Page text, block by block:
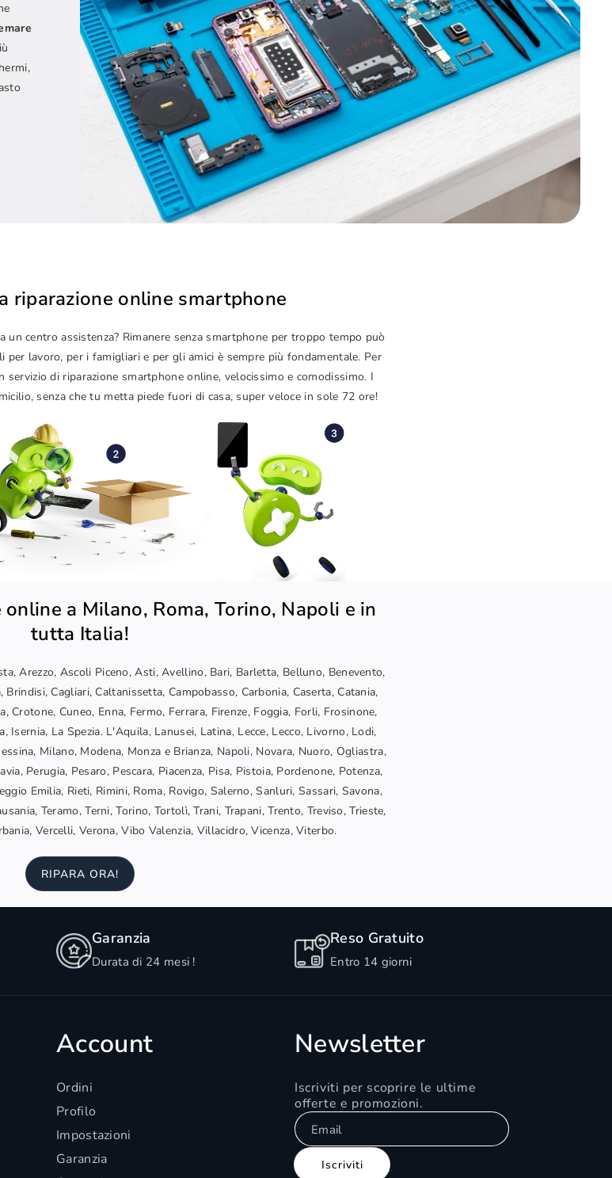
riparazione online smartphone
centro assistenza? Rimanere senza smartphone per troppo tempo può
per lavoro, per i famigliari e per gli amici è sempre più fondamentale. Per
servizio di riparazione smartphone online, velocissimo e comodissimo. I
senza che tu metta piede fuori di casa, super veloce in sole 72 ore!
a Milano, Roma, Torino, Napoli e in
tutta Italia!
Arezzo, Ascoli Piceno, Asti, Avellino, Bari, Barletta, Belluno, Benevento,
Cagliari, Caltanissetta, Campobasso, Carbonia, Caserta, Catania,
Crotone, Cuneo, Enna, Fermo, Ferrara, Firenze, Foggia, Forli, Frosinone,
Isernia, La Spezia. L'Aquila, Lanusei, Latina, Lecce, Lecco, Livorno, Lodi,
Milano, Modena, Monza e Brianza, Napoli, Novara, Nuoro, Ogliastra,
Perugia, Pesaro, Pescara, Piacenza, Pisa, Pistoia, Pordenone, Potenza,
Emilia, Rieti, Rimini, Roma, Rovigo, Salerno, Sanluri, Sassari, Savona,
Teramo, Terni, Torino, Tortolì, Trani, Trapani, Trento, Treviso, Trieste,
Vercelli, Verona, Vibo Valenzia, Villacidro, Vicenza, Viterbo.
RIPARA ORA!
Garanzia
Durata di 24 mesi !
Reso Gratuito
Entro 14 giorni
Account
Ordini
Profilo
Impostazioni
Garanzia
Newsletter
Iscriviti per scoprire le ultime
offerte e promozioni.
Email
Iscriviti